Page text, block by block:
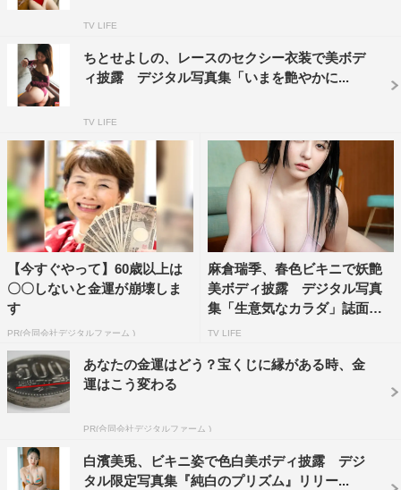
TV LIFE
ちとせよしの、レースのセクシー衣装で美ボデ
ィ披露 デジタル写真集「いまを艶やかに...
TV LIFE
【今すぐやって】60歳以上は
〇〇しないと金運が崩壊しま
す
PR(合同会社デジタルファーム )
麻倉瑞季、春色ビキニで妖艶
美ボディ披露 デジタル写真
集「生意気なカラダ」誌面カ
ッ...
TV LIFE
あなたの金運はどう？宝くじに縁がある時、金
運はこう変わる
PR(合同会社デジタルファーム )
白濱美兎、ビキニ姿で色白美ボディ披露 デジ
タル限定写真集『純白のプリズム』リリー...